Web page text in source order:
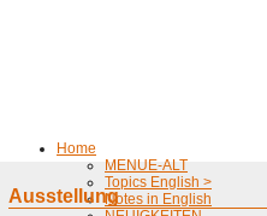
Home
MENUE-ALT
Topics English >
Notes in English
Ausstellung